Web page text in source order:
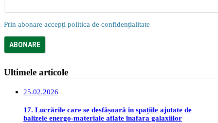
Prin abonare accepți politica de confidențialitate
Ultimele articole
25.02.2026
17. Lucrările care se desfășoară în spațiile ajutate de
balizele energo-materiale aflate înafara galaxiilor